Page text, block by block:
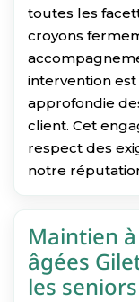
toutes les
croyons
intervention
approfondie
client. Cet
respect des
notre
Maintien
âgées
les seniors